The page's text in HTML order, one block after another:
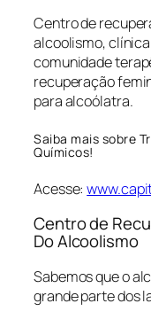
Centro de
alcoolismo,
comunidade
recuperação
para alcoólatra.
Saiba mais sobre
Químicos!
Acesse:
Centro de
Do Alcoolismo
Sabemos que o
grande parte dos